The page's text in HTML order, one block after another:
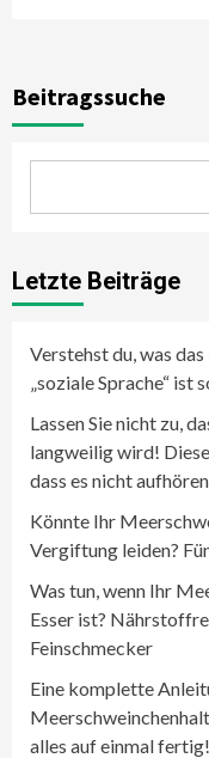
Beitragssuche
Letzte Beiträge
Verstehst du, was
„soziale Sprache“ ist
Lassen Sie nicht zu,
langweilig wird!
dass es nicht
Könnte Ihr
Vergiftung leiden?
Was tun, wenn Ihr
Esser ist?
Feinschmecker
Eine komplette
alles auf einmal fertig!